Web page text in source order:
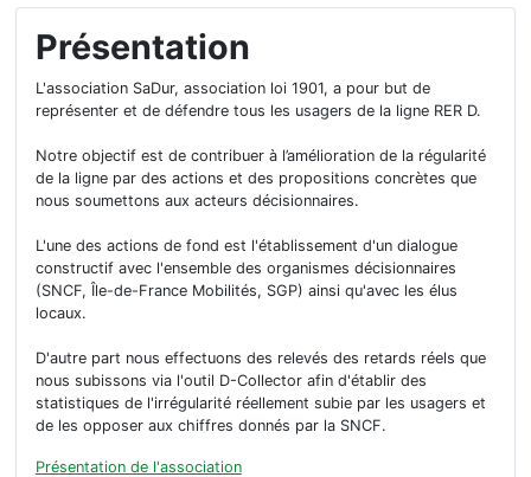
Présentation
L'association SaDur, association loi 1901, a pour but de
représenter et de défendre tous les usagers de la ligne RER D.
Notre objectif est de contribuer à l’amélioration de la régularité
de la ligne par des actions et des propositions concrètes que
nous soumettons aux acteurs décisionnaires.
L'une des actions de fond est l'établissement d'un dialogue
constructif avec l'ensemble des organismes décisionnaires
(SNCF, Île-de-France Mobilités, SGP) ainsi qu'avec les élus
locaux.
D'autre part nous effectuons des relevés des retards réels que
nous subissons via l'outil D-Collector afin d'établir des
statistiques de l'irrégularité réellement subie par les usagers et
de les opposer aux chiffres donnés par la SNCF.
Présentation de l'association